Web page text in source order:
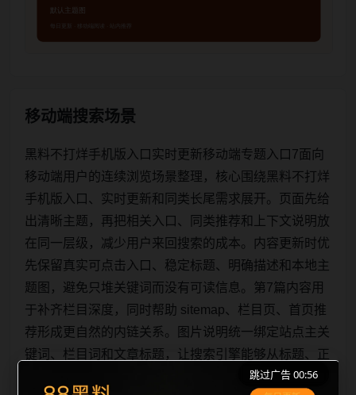
移动端搜索场景
黑料不打烊手机版入口实时更新移动端专题入口7面向
移动端用户的连续浏览场景整理，核心围绕黑料不打烊
手机版入口、实时更新和同类长尾需求展开。页面先给
出清晰主题，再把相关入口、同类推荐和上下文说明放
在同一层级，减少用户来回搜索的成本。内容更新时优
先保留真实可点击入口、稳定标题、明确描述和本地主
题图，避免只堆关键词而没有可读信息。第7篇内容用
于补齐栏目深度，同时帮助 sitemap、栏目页、首页推
荐形成更自然的内链关系。图片说明统一绑定站点主关
键词、栏目词和文章标题，让搜索引擎能够从标题、正
跳过广告 00:56